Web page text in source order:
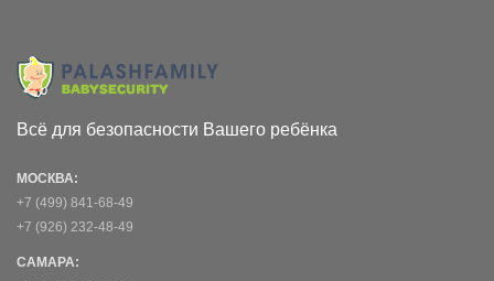
Всё для безопасности Вашего ребёнка
МОСКВА:
+7 (499) 841-68-49
+7 (926) 232-48-49
САМАРА: